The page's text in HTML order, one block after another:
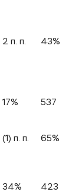
2 п. п. 43%
17% 537
(1) п. п. 65%
34% 423